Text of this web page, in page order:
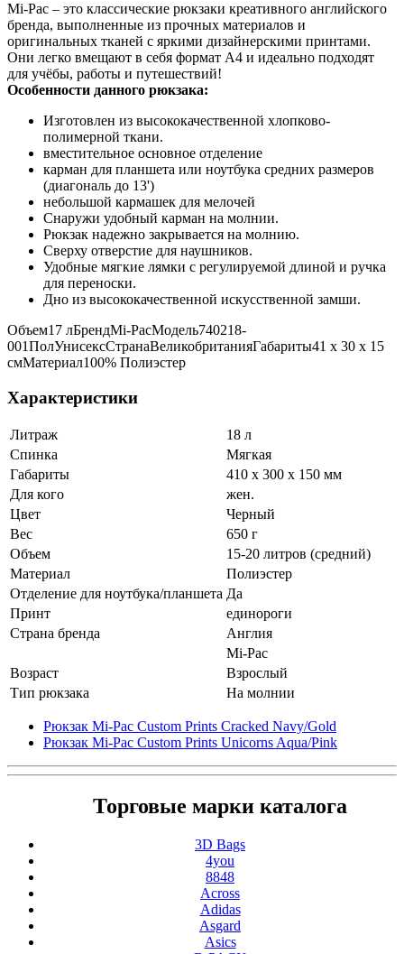
Mi-Pac – это классические рюкзаки креативного английского
бренда, выполненные из прочных материалов и
оригинальных тканей с яркими дизайнерскими принтами.
Они легко вмещают в себя формат A4 и идеально подходят
для учёбы, работы и путешествий!
Особенности данного рюкзака:
Изготовлен из высококачественной хлопково-
полимерной ткани.
вместительное основное отделение
карман для планшета или ноутбука средних размеров
(диагональ до 13')
небольшой кармашек для мелочей
Снаружи удобный карман на молнии.
Рюкзак надежно закрывается на молнию.
Сверху отверстие для наушников.
Удобные мягкие лямки с регулируемой длиной и ручка
для переноски.
Дно из высококачественной искусственной замши.
Объем17 лБрендMi-PacМодель740218-
001ПолУнисексСтранаВеликобританияГабариты41 x 30 x 15
смМатериал100% Полиэстер
Характеристики
Литраж
18 л
Спинка
Мягкая
Габариты
410 x 300 x 150 мм
Для кого
жен.
Цвет
Черный
Вес
650 г
Объем
15-20 литров (средний)
Материал
Полиэстер
Отделение для ноутбука/планшета Да
Принт
единороги
Страна бренда
Англия
Mi-Pac
Возраст
Взрослый
Тип рюкзака
На молнии
Рюкзак Mi-Pac Custom Prints Cracked Navy/Gold
Рюкзак Mi-Pac Custom Prints Unicorns Aqua/Pink
Торговые марки каталога
3D Bags
4you
8848
Across
Adidas
Asgard
Asics